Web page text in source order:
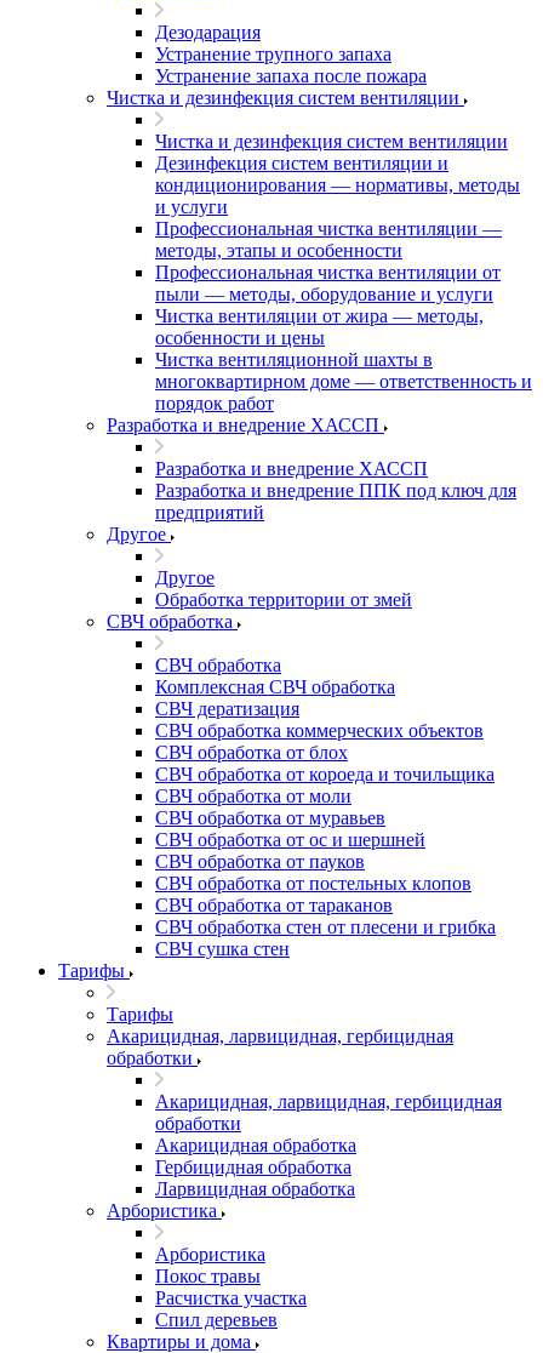
Дезодарация
Устранение трупного запаха
Устранение запаха после пожара
Чистка и дезинфекция систем вентиляции
Чистка и дезинфекция систем вентиляции
Дезинфекция систем вентиляции и
кондиционирования — нормативы, методы
и услуги
Профессиональная чистка вентиляции —
методы, этапы и особенности
Профессиональная чистка вентиляции от
пыли — методы, оборудование и услуги
Чистка вентиляции от жира — методы,
особенности и цены
Чистка вентиляционной шахты в
многоквартирном доме — ответственность и
порядок работ
Разработка и внедрение ХАССП
Разработка и внедрение ХАССП
Разработка и внедрение ППК под ключ для
предприятий
Другое
Другое
Обработка территории от змей
СВЧ обработка
СВЧ обработка
Комплексная СВЧ обработка
СВЧ дератизация
СВЧ обработка коммерческих объектов
СВЧ обработка от блох
СВЧ обработка от короеда и точильщика
СВЧ обработка от моли
СВЧ обработка от муравьев
СВЧ обработка от ос и шершней
СВЧ обработка от пауков
СВЧ обработка от постельных клопов
СВЧ обработка от тараканов
СВЧ обработка стен от плесени и грибка
СВЧ сушка стен
Тарифы
Тарифы
Акарицидная, ларвицидная, гербицидная
обработки
Акарицидная, ларвицидная, гербицидная
обработки
Акарицидная обработка
Гербицидная обработка
Ларвицидная обработка
Арбористика
Арбористика
Покос травы
Расчистка участка
Спил деревьев
Квартиры и дома